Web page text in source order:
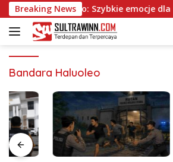
Langsung
ke
konten
Breaking News
Mafia Casino: Szybkie emocje dla
Bandara Haluoleo